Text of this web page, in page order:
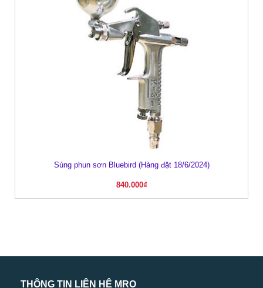
Súng phun sơn Bluebird (Hàng đặt 18/6/2024)
840.000₫
THÔNG TIN LIÊN HỆ MRO